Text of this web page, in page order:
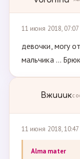
11 июня 2018, 07:07
девочки, могу
мальчика ...
Вжииик
11 июня 2018, 10:47
Alma mater